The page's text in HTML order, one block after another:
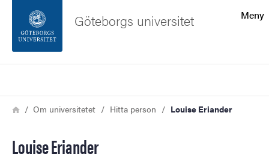
Sidfoten
Meny
Göteborgs universitet
Länkstig
HemOm universitetet Hitta person Louise Eriander
Louise Eriander